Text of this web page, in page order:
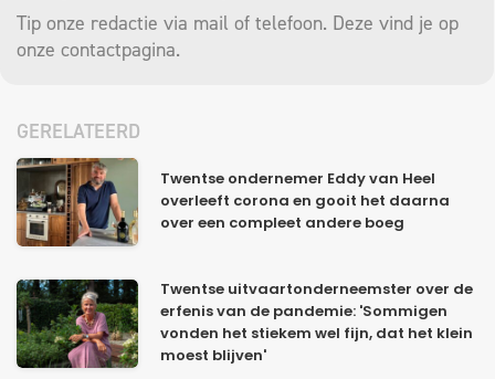
Tip onze redactie via mail of telefoon. Deze vind je op
onze contactpagina.
GERELATEERD
Twentse ondernemer Eddy van Heel
overleeft corona en gooit het daarna
over een compleet andere boeg
Twentse uitvaartonderneemster over de
erfenis van de pandemie: 'Sommigen
vonden het stiekem wel fijn, dat het klein
moest blijven'